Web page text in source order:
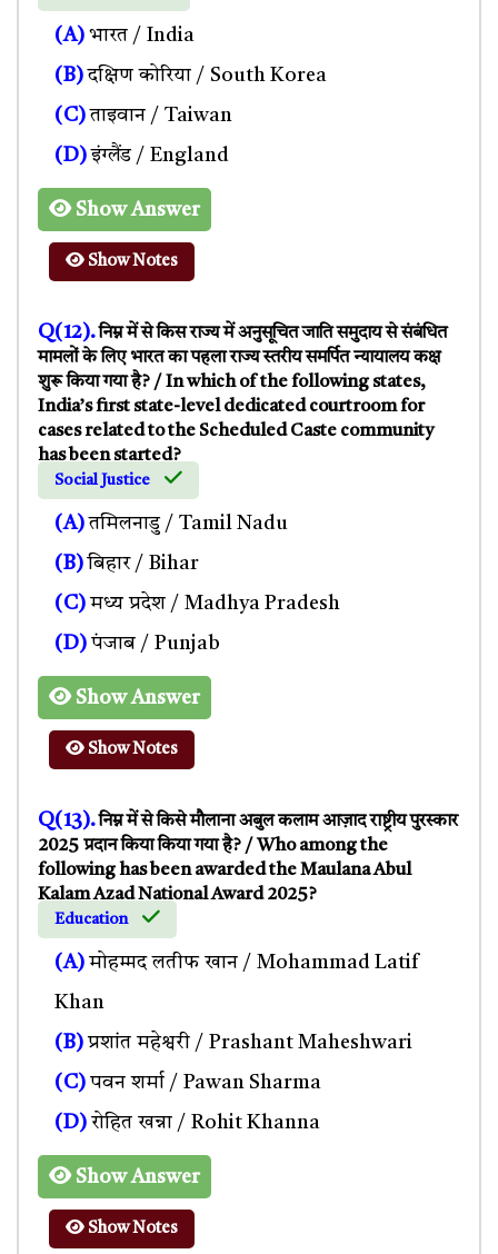
(A) भारत / India
(B)दक्षिण कोरिया / South Korea
(C)ताइवान / Taiwan
(D)इंग्लैंड / England
Show Answer
Show Notes
Q(12).निम्न में से किस राज्य में अनुसूचित जाति समुदाय से संबंधित
मामलों के लिए भारत का पहला राज्य स्तरीय समर्पित न्यायालय कक्ष
शुरू किया गया है? / In which of the following states,
India’s first state-level dedicated courtroom for
cases related to the Scheduled Caste community
has been started?
Social Justice
(A)तमिलनाडु / Tamil Nadu
(B)बिहार / Bihar
(C) मध्य प्रदेश / Madhya Pradesh
(D) पंजाब / Punjab
Show Answer
Show Notes
Q(13).निम्न में से किसे मौलाना अबुल कलाम आज़ाद राष्ट्रीय पुरस्कार
2025 प्रदान किया किया गया है? / Who among the
following has been awarded the Maulana Abul
Kalam Azad National Award 2025?
Education
(A) मोहम्मद लतीफ खान / Mohammad Latif
Khan
(B)प्रशांत महेश्वरी / Prashant Maheshwari
(C) पवन शर्मा / Pawan Sharma
(D) रोहित खन्ना / Rohit Khanna
Show Answer
Show Notes